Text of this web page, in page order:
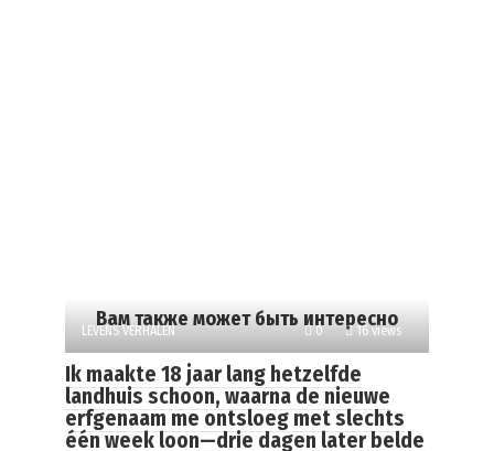
Вам также может быть интересно
LEVENS VERHALEN 0 16 views
Ik maakte 18 jaar lang hetzelfde
landhuis schoon, waarna de nieuwe
erfgenaam me ontsloeg met slechts
één week loon—drie dagen later belde